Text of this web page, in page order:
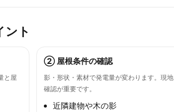
ント
と屋
② 屋根条件の確認
影・形状・素材で発電量が変わります。現地
確認が重要です。
近隣建物や木の影